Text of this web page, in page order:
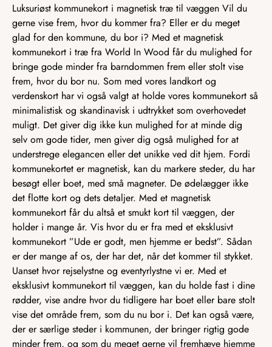
Luksuriøst kommunekort i magnetisk træ til væggen Vil du
gerne vise frem, hvor du kommer fra? Eller er du meget
glad for den kommune, du bor i? Med et magnetisk
kommunekort i træ fra World In Wood får du mulighed for
bringe gode minder fra barndommen frem eller stolt vise
frem, hvor du bor nu. Som med vores landkort og
verdenskort har vi også valgt at holde vores kommunekort så
minimalistisk og skandinavisk i udtrykket som overhovedet
muligt. Det giver dig ikke kun mulighed for at minde dig
selv om gode tider, men giver dig også mulighed for at
understrege elegancen eller det unikke ved dit hjem. Fordi
kommunekortet er magnetisk, kan du markere steder, du har
besøgt eller boet, med små magneter. De ødelægger ikke
det flotte kort og dets detaljer. Med et magnetisk
kommunekort får du altså et smukt kort til væggen, der
holder i mange år. Vis hvor du er fra med et eksklusivt
kommunekort ”Ude er godt, men hjemme er bedst”. Sådan
er der mange af os, der har det, når det kommer til stykket.
Uanset hvor rejselystne og eventyrlystne vi er. Med et
eksklusivt kommunekort til væggen, kan du holde fast i dine
rødder, vise andre hvor du tidligere har boet eller bare stolt
vise det område frem, som du nu bor i. Det kan også være,
der er særlige steder i kommunen, der bringer rigtig gode
minder frem, og som du meget gerne vil fremhæve hjemme